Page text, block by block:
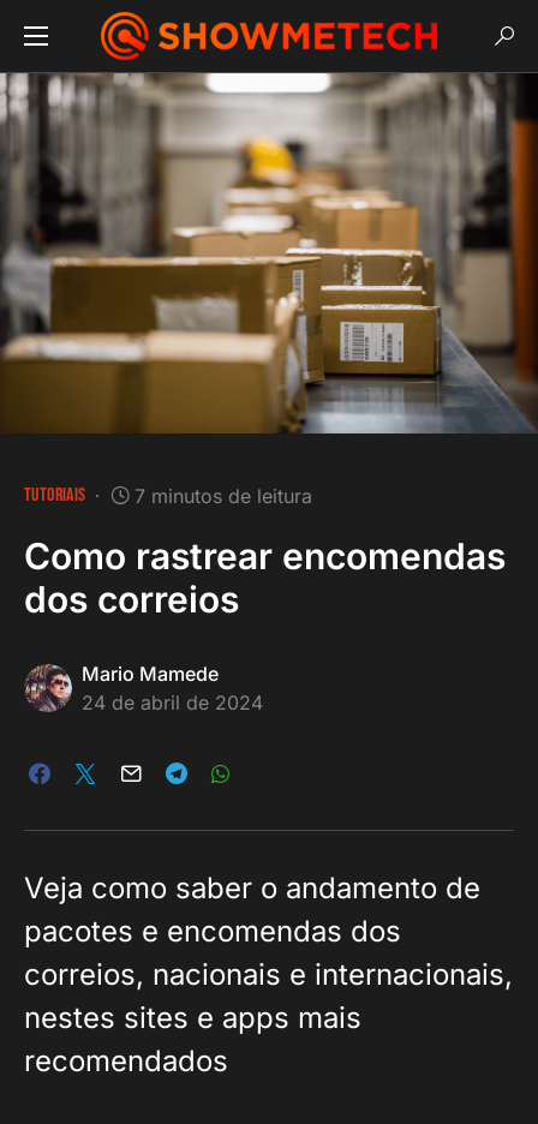
TUTORIAIS 7 minutos de leitura
Como rastrear encomendas
dos correios
Mario Mamede
24 de abril de 2024
Veja como saber o andamento de
pacotes e encomendas dos
correios, nacionais e internacionais,
nestes sites e apps mais
recomendados